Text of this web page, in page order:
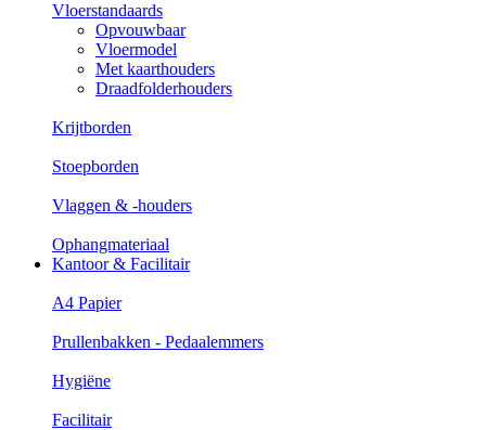
Vloerstandaards
Opvouwbaar
Vloermodel
Met kaarthouders
Draadfolderhouders
Krijtborden
Stoepborden
Vlaggen & -houders
Ophangmateriaal
Kantoor & Facilitair
A4 Papier
Prullenbakken - Pedaalemmers
Hygiëne
Facilitair